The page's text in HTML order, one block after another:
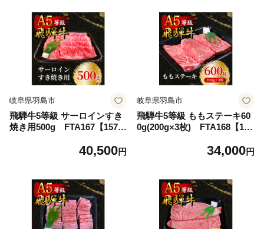
岐阜県羽島市
飛騨牛5等級 サーロインすき
焼き用500g FTA167【1578
40,500円
岐阜県羽島市
飛騨牛5等級 ももステーキ60
0g(200g×3枚) FTA168【157
34,000円